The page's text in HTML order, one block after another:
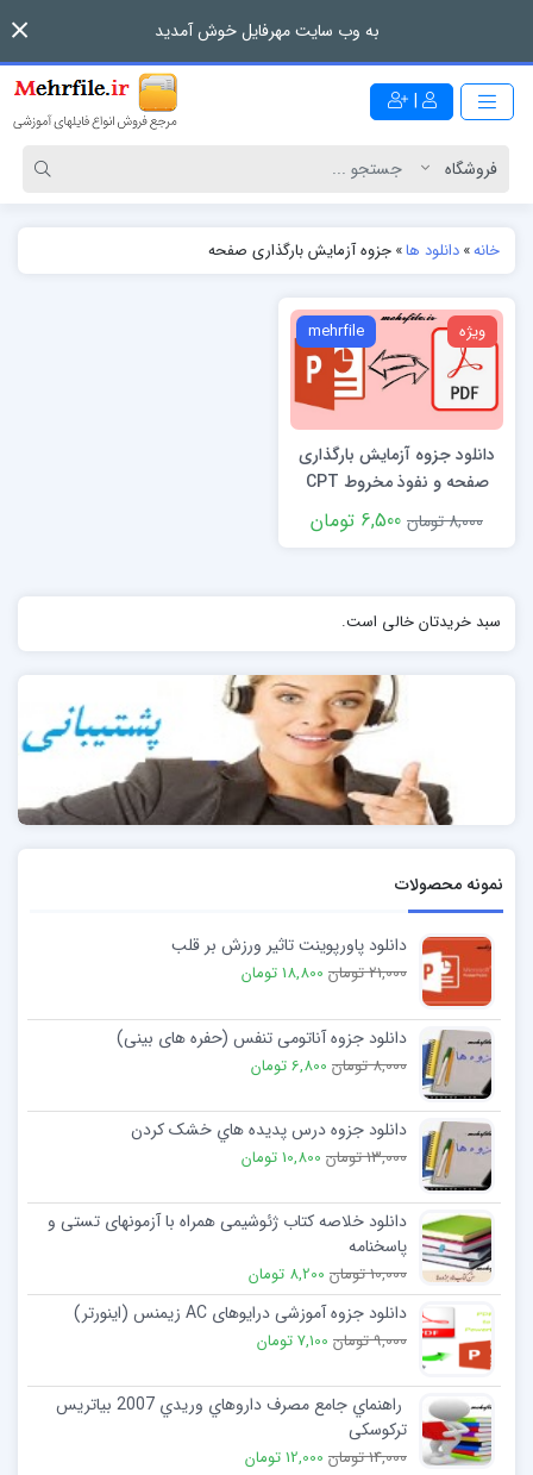
به وب سایت مهرفایل خوش آمدید
|
خانه»دانلود ها»جزوه آزمایش بارگذاری صفحه
ویژه mehrfile
دانلود جزوه آزمایش بارگذاری
صفحه و نفوذ مخروط CPT
8,000 تومان
6,500 تومان
سبد خریدتان خالی است.
نمونه محصولات
دانلود پاورپوینت تاثیر ورزش بر قلب
21,000 تومان 18,800 تومان
دانلود جزوه آناتومی تنفس (حفره های بینی)
8,000 تومان 6,800 تومان
دانلود جزوه درس پدیده هاي خشک کردن
13,000 تومان 10,800 تومان
دانلود خلاصه کتاب ژئوشیمی همراه با آزمونهای تستی و
پاسخنامه
10,000 تومان 8,200 تومان
دانلود جزوه آموزشی درایوهای AC زیمنس (اینورتر)
9,000 تومان 7,100 تومان
راهنماي جامع مصرف داروهاي وریدي 2007 بیاتریس
ترکوسکی
14,000 تومان 12,000 تومان